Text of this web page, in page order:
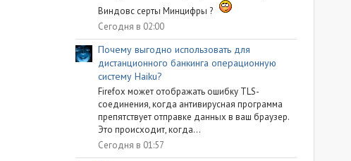
Виндовс серты Минцифры ?
Сегодня в 02:00
Почему выгодно использовать для
дистанционного банкинга операционную
систему Haiku?
Firefox может отображать ошибку TLS-
соединения, когда антивирусная программа
препятствует отправке данных в ваш браузер.
Это происходит, когда...
Сегодня в 01:57